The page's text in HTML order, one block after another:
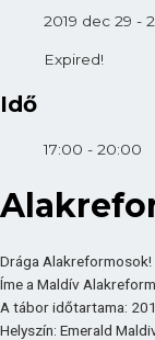
2019 dec 29 -
Expired!
Idő
17:00 - 20:00
Drága
Íme a Maldív
A tábor időtartama:
Helyszín: Emerald